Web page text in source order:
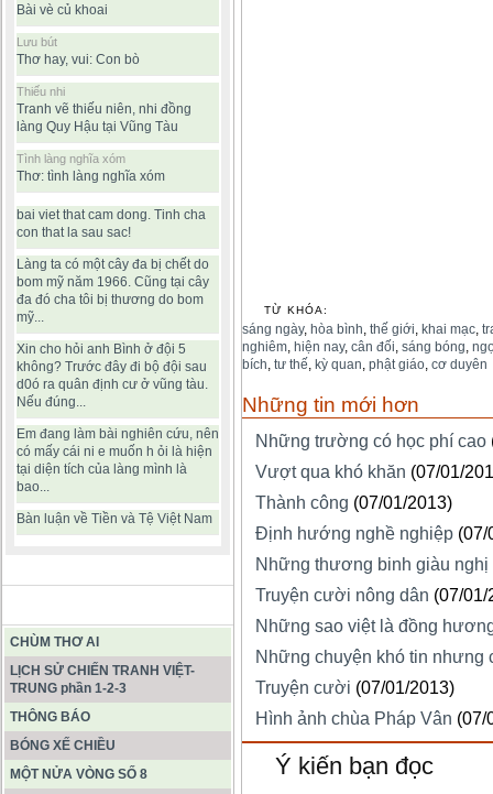
Bài vè củ khoai
Lưu bút
Thơ hay, vui: Con bò
Thiếu nhi
Tranh vẽ thiếu niên, nhi đồng
làng Quy Hậu tại Vũng Tàu
Tình làng nghĩa xóm
Thơ: tình làng nghĩa xóm
bai viet that cam dong. Tinh cha
con that la sau sac!
Làng ta có một cây đa bị chết do
bom mỹ năm 1966. Cũng tại cây
đa đó cha tôi bị thương do bom
mỹ...
Xin cho hỏi anh Bình ở đội 5
không? Trước đây đi bộ đội sau
d0ó ra quân định cư ở vũng tàu.
Nếu đúng...
Em đang làm bài nghiên cứu, nên
có mấy cái ni e muốn h ỏi là hiện
tại diện tích của làng mình là
bao...
Bàn luận về Tiền và Tệ Việt Nam
CHÙM THƠ AI
LỊCH SỬ CHIẾN TRANH VIỆT-
TRUNG phần 1-2-3
THÔNG BÁO
BÓNG XẾ CHIỀU
MỘT NỬA VÒNG SỐ 8
TỪ KHÓA:
sáng ngày, hòa bình, thế giới, khai mạc,
nghiêm, hiện nay, cân đối, sáng bóng,
bích, tư thế, kỳ quan, phật giáo, cơ duyên
Những tin mới hơn
Những trường có học phí cao
Vượt qua khó khăn (07/01/
Thành công (07/01/2013)
Định hướng nghề nghiệp (07/
Những thương binh giàu
Truyện cười nông dân (07/01/
Những sao việt là đồng
Những chuyện khó tin nhưng
Truyện cười (07/01/2013)
Hình ảnh chùa Pháp Vân (07/
Ý kiến bạn đọc